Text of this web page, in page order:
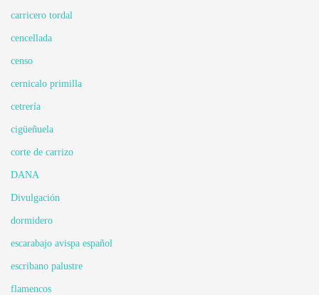
carricero tordal
cencellada
censo
cernicalo primilla
cetrería
cigüeñuela
corte de carrizo
DANA
Divulgación
dormidero
escarabajo avispa español
escribano palustre
flamencos